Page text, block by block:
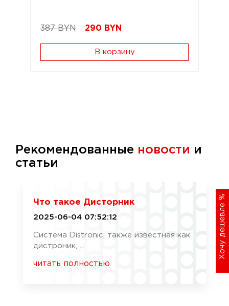
Хочу дешевле
%
387 BYN 290 BYN
В корзину
Рекомендованные новости и
статьи
Что такое Дисторник
2025-06-04 07:52:12
Система Distronic, также известная как
дистроник, ...
читать полностью